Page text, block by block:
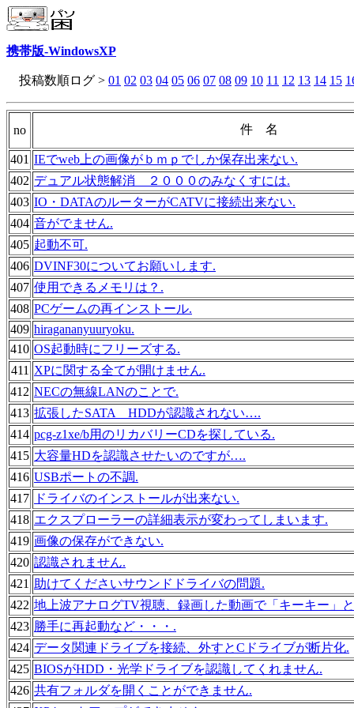
携帯版-WindowsXP
投稿数順ログ > 01 02 03 04 05 06 07 08 09 10 11 12 13 14 15
no 件 名
401 IEでweb上の画像がｂｍｐでしか保存出来ない.
402 デュアル状態解消 ２０００のみなくすには.
403 IO・DATAのルーターがCATVに接続出来ない.
404 音がでません.
405 起動不可.
406 DVINF30についてお願いします.
407 使用できるメモリは？.
408 PCゲームの再インストール.
409 hiragananyuuryoku.
410 OS起動時にフリーズする.
411 XPに関する全てが開けません.
412 NECの無線LANのことで.
413 拡張したSATA HDDが認識されない….
414 pcg-z1xe/b用のリカバリーCDを探している.
415 大容量HDを認識させたいのですが….
416 USBポートの不調.
417
ドライバのインストールが出来ない.
418 エクスプローラーの詳細表示が変わってしまいます.
419 画像の保存ができない.
420 認識されません.
421
助けてくださいサウンドドライバの問題.
422 地上波アナログTV視聴、録画した動画で「キーキー」
423 勝手に再起動など・・・.
424 データ関連ドライブを接続、外すとCドライブが断片化.
425 BIOSがHDD・光学ドライブを認識してくれません.
426 共有フォルダを開くことができません.